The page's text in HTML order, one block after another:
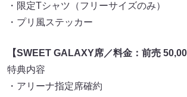
・限定Tシャツ（フリーサイズのみ）
・プリ風ステッカー
【SWEET GALAXY席／料金：前売
特典内容
・アリーナ指定席確約